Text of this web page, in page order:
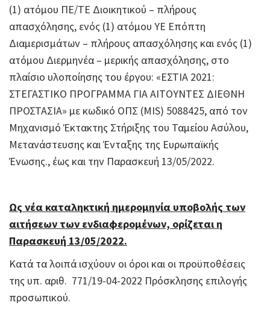
(1) ατόμου ΠΕ/ΤΕ Διοικητικού – πλήρους
απασχόλησης, ενός (1) ατόμου ΥΕ Επόπτη
Διαμερισμάτων – πλήρους απασχόλησης και ενός (1)
ατόμου Διερμηνέα – μερικής απασχόλησης, στο
πλαίσιο υλοποίησης του έργου: «ΕΣΤΙΑ 2021:
ΣΤΕΓΑΣΤΙΚΟ ΠΡΟΓΡΑΜΜΑ ΓΙΑ ΑΙΤΟΥΝΤΕΣ ΔΙΕΘΝΗ
ΠΡΟΣΤΑΣΙΑ» με κωδικό ΟΠΣ (MIS) 5088425, από τον
Μηχανισμό Έκτακτης Στήριξης του Ταμείου Ασύλου,
Μετανάστευσης και Ένταξης της Ευρωπαϊκής
Ένωσης., έως και την Παρασκευή 13/05/2022.
Ως νέα καταληκτική ημερομηνία υποβολής των
αιτήσεων των ενδιαφερομένων, ορίζεται η
Παρασκευή 13/05/2022.
Κατά τα λοιπά ισχύουν οι όροι και οι προϋποθέσεις
της υπ. αριθ. 771/19-04-2022 Πρόσκλησης επιλογής
προσωπικού.